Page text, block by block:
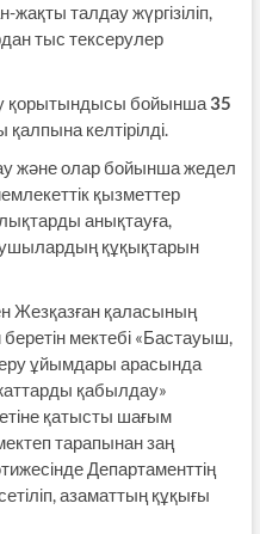
жақты талдау жүргізіліп,
тыс тексерулер
қорытындысы бойынша35
келтірілді.
және олар бойынша жедел
қызметтер
анықтауға,
құқықтарын
Жезқазған қаласының
беретін мектебі «Бастауыш,
беру ұйымдары арасында
қабылдау»
қатысты шағым
тарапынан заң
Департаменттің
азаматтың құқығы